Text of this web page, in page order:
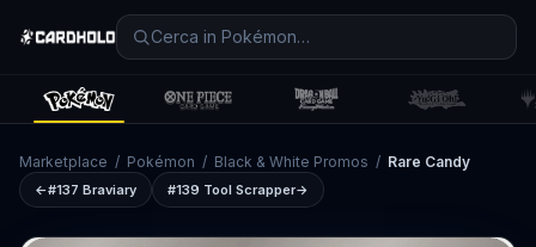
Marketplace / Pokémon / Black & White Promos / Rare Candy
←#137 Braviary #139 Tool Scrapper→